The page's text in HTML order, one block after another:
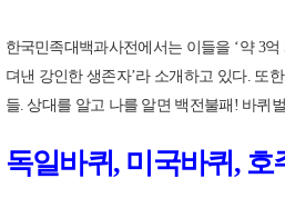
한국민족대백과사전에서는 이들을 ‘약 3
뎌낸 강인한 생존자’라 소개하고 있다. 또
들. 상대를 알고 나를 알면 백전불패! 바퀴
독일바퀴, 미국바퀴, 호